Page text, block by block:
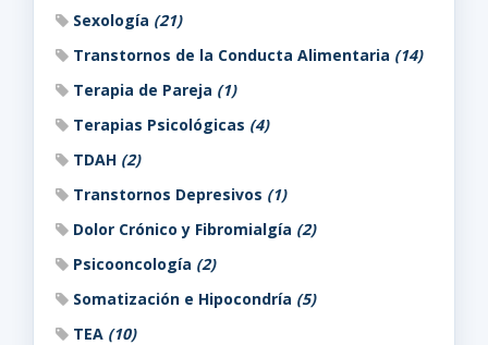
Sexología (21)
Transtornos de la Conducta Alimentaria (14)
Terapia de Pareja (1)
Terapias Psicológicas (4)
TDAH (2)
Transtornos Depresivos (1)
Dolor Crónico y Fibromialgía (2)
Psicooncología (2)
Somatización e Hipocondría (5)
TEA (10)